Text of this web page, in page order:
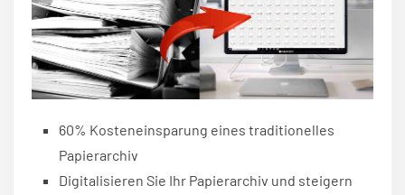
60% Kosteneinsparung eines traditionelles
Papierarchiv
Digitalisieren Sie Ihr Papierarchiv und steigern